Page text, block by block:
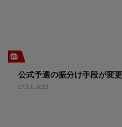
公式予選の振分け手段が変更
17 JUL 2023